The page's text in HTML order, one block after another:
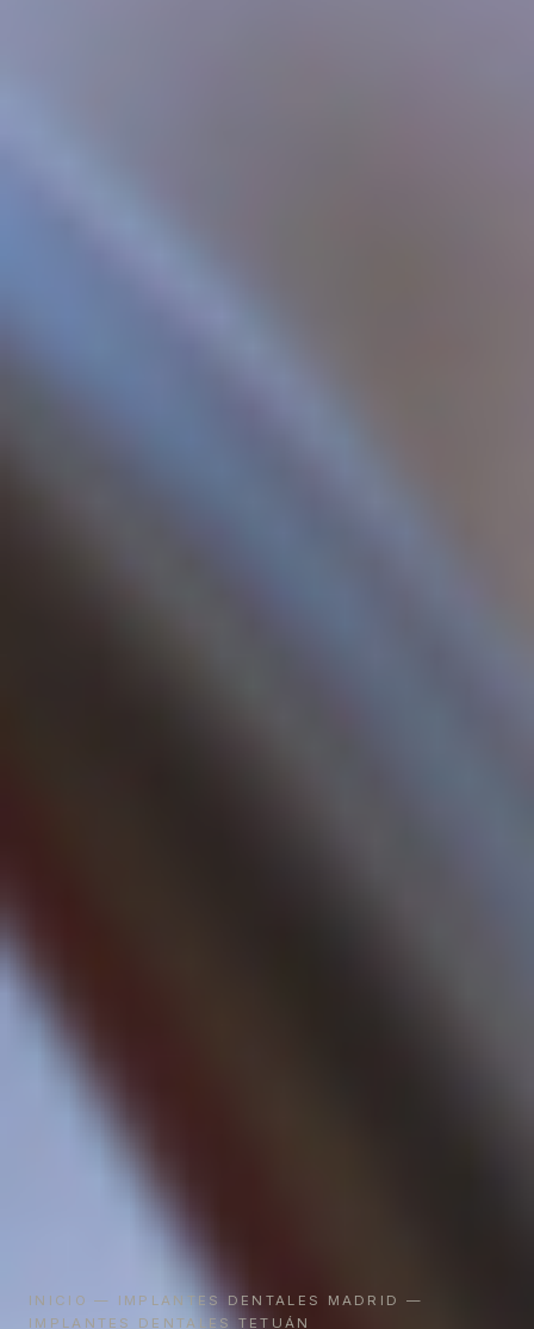
INICIO — IMPLANTES DENTALES MADRID
—
IMPLANTES DENTALES TETUÁN